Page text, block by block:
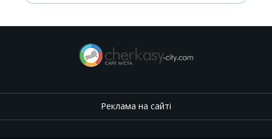
Реклама на сайті